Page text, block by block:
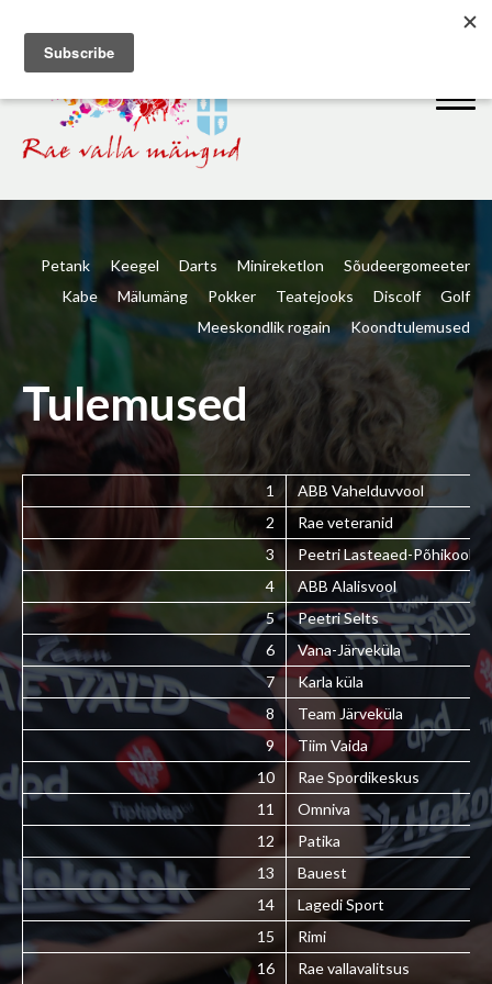
Petank Keegel Darts Minireketlon
Sõudeergomeeter
Kabe
Mälumäng Pokker Teatejooks Discolf
Golf
Meeskondlik rogain
Koondtulemused
Tulemused
1
ABB Vahelduvvool
2
Rae veteranid
3
Peetri Lasteaed-Põhikool
4
ABB Alalisvool
5
Peetri Selts
6
Vana-Järveküla
7
Karla küla
8
Team Järveküla
9
Tiim Vaida
10
Rae Spordikeskus
11
Omniva
12
Patika
13
Bauest
14
Lagedi Sport
15
Rimi
16
Rae vallavalitsus